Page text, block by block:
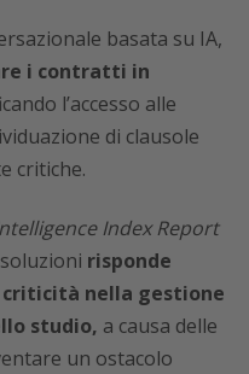
basata su IA,
i contratti in
l’accesso alle
di clausole
critiche.
Index Report
risponde
nella gestione
studio, a causa delle
un ostacolo